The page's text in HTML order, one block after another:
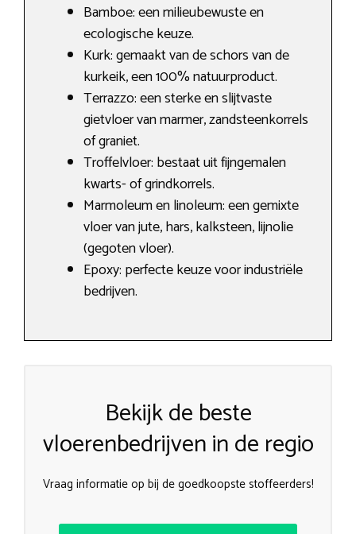
Bamboe: een milieubewuste en
ecologische keuze.
Kurk: gemaakt van de schors van de
kurkeik, een 100% natuurproduct.
Terrazzo: een sterke en slijtvaste
gietvloer van marmer, zandsteenkorrels
of graniet.
Troffelvloer: bestaat uit fijngemalen
kwarts- of grindkorrels.
Marmoleum en linoleum: een gemixte
vloer van jute, hars, kalksteen, lijnolie
(gegoten vloer).
Epoxy: perfecte keuze voor industriële
bedrijven.
Bekijk de beste
vloerenbedrijven in de regio
Vraag informatie op bij de goedkoopste stoffeerders!